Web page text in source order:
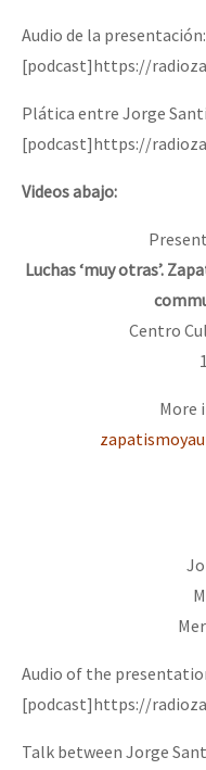
Audio de la presentación:
[podcast]https://
Plática entre Jorge
[podcast]https://
Videos abajo:
Luchas ‘muy otras’.
Centro
More
Audio of the
[podcast]https://
Talk between Jorge